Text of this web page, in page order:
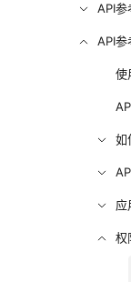
API参
API
使
如
应
权